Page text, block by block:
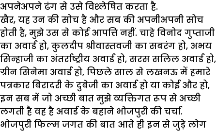
अपनेअपने ढंग से उसे विश्लेषित करता है.
खैर, यह उन की सोच है और सब की अपनीअपनी सोच
होती है, मुझे उस से कोई आपत्ति नहीं. चाहे विनोद गुप्ताजी
का अवार्ड हो, कुलदीप श्रीवास्तवजी का सबरंग हो, अभय
सिन्हाजी का अंतर्राष्ट्रीय अवार्ड हो, सरस सलिल अवार्ड हो,
ग्रीन सिनेमा अवार्ड हो, पिछले साल से लखनऊ में हमारे
पत्रकार बिरादरी के दुबेजी का अवार्ड हो या कोई और हो,
इन सब में जो अच्छी बात मुझे व्यक्तिगत रूप से अच्छी
लगती है वह है अवार्ड के बहाने भोजपुरी की चर्चा.
भोजपुरी फिल्म जगत की बात आते ही इन से जुड़े लोग